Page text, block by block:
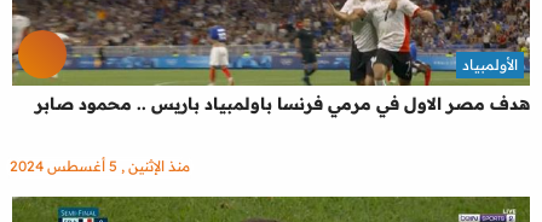
هدف مصر الاول في مرمي فرنسا باولمبياد باريس .. محمود صابر
الأولمبياد
منذ الإثنين , 5 أغسطس 2024